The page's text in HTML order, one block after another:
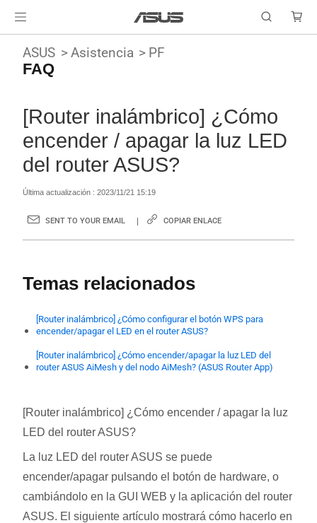
ASUS Asistencia PF
FAQ
[Router inalámbrico] ¿Cómo
encender / apagar la luz LED
del router ASUS?
Última actualización : 2023/11/21 15:19
SENT TO YOUR EMAIL COPIAR ENLACE
Temas relacionados
[Router inalámbrico] ¿Cómo configurar el botón WPS para
encender/apagar el LED en el router ASUS?
[Router inalámbrico] ¿Cómo encender/apagar la luz LED del
router ASUS AiMesh y del nodo AiMesh? (ASUS Router App)
[Router inalámbrico] ¿Cómo encender / apagar la luz
LED del router ASUS?
La luz LED del router ASUS se puede
encender/apagar pulsando el botón de hardware, o
cambiándolo en la GUI WEB y la aplicación del router
ASUS. El siguiente artículo mostrará cómo hacerlo en